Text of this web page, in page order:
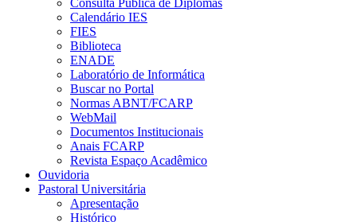
Consulta Pública de Diplomas
Calendário IES
FIES
Biblioteca
ENADE
Laboratório de Informática
Buscar no Portal
Normas ABNT/FCARP
WebMail
Documentos Institucionais
Anais FCARP
Revista Espaço Acadêmico
Ouvidoria
Pastoral Universitária
Apresentação
Histórico